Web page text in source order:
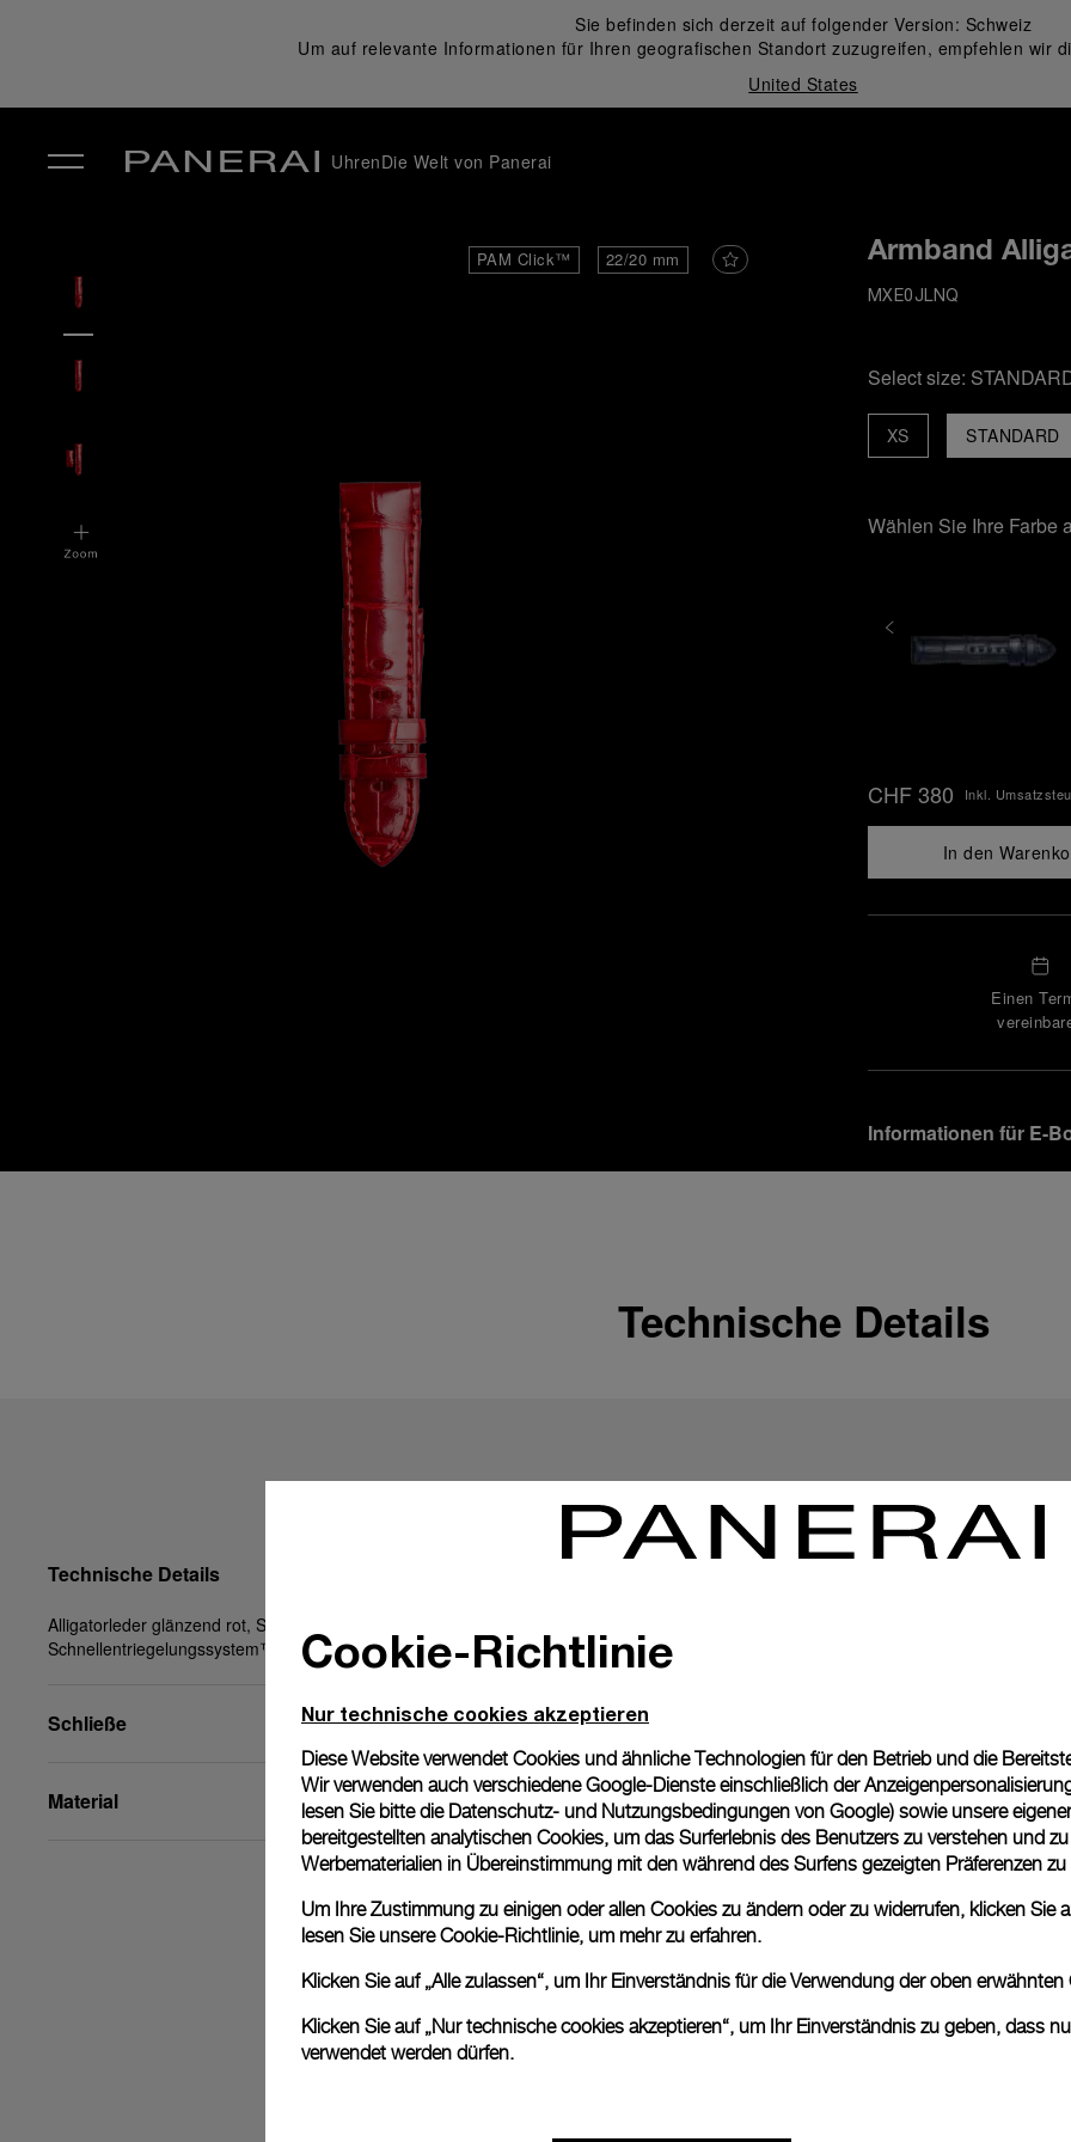
Sie befinden sich derzeit auf folgender Version: Schweiz
Um auf relevante Informationen für Ihren geografischen Standort zuzugreifen, empfehlen wir
United States
UhrenDie Welt von Panerai
PAM Click™ 22/20 mm Armband
MXE0JLNQ
Select size:
STANDARD
XS
Wählen Sie Ihre Farbe
CHF 380 Inkl.
In den
Einen
Informationen für E-
Rückgabe &
Officine Panerai
Mehr Informationen
Mehr Informationen
Bitte beachten Sie, dass es
können beim tatsächlichen
Technische Details
Technische Details
Alligatorleder glänzend rot, STD, 22/20, BA, PAM
Schnellentriegelungssystem™
Schließe
Material
Cookie-Richtlinie
Nur technische cookies akzeptieren
Diese Website verwendet Cookies und ähnliche Technologien für den Betrieb und die
Wir verwenden auch verschiedene Google-Dienste einschließlich der
lesen Sie bitte die Datenschutz- und Nutzungsbedingungen von Google) sowie unsere
bereitgestellten analytischen Cookies, um das Surferlebnis des Benutzers zu verstehen und
Werbematerialien in Übereinstimmung mit den während des Surfens gezeigten Präferenzen
Um Ihre Zustimmung zu einigen oder allen Cookies zu ändern oder zu widerrufen, klicken Sie
lesen Sie unsereCookie-Richtlinie, um mehr zu erfahren.
Klicken Sie auf „Alle zulassen“, um Ihr Einverständnis für die Verwendung der oben
Klicken Sie auf „Nur technische cookies akzeptieren“, um Ihr Einverständnis zu geben, dass
verwendet werden dürfen.